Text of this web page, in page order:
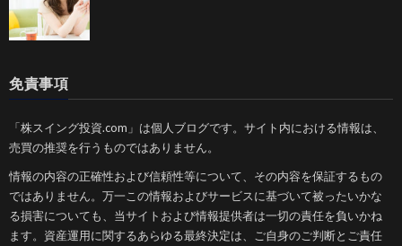
免責事項
「株スイング投資.com」は個人ブログです。サイト内における情報は、
売買の推奨を行うものではありません。
情報の内容の正確性および信頼性等について、その内容を保証するもの
ではありません。万一この情報およびサービスに基づいて被ったいかな
る損害についても、当サイトおよび情報提供者は一切の責任を負いかね
ます。資産運用に関するあらゆる最終決定は、ご自身のご判断とご責任